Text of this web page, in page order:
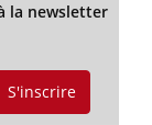
la newsletter
S'inscrire